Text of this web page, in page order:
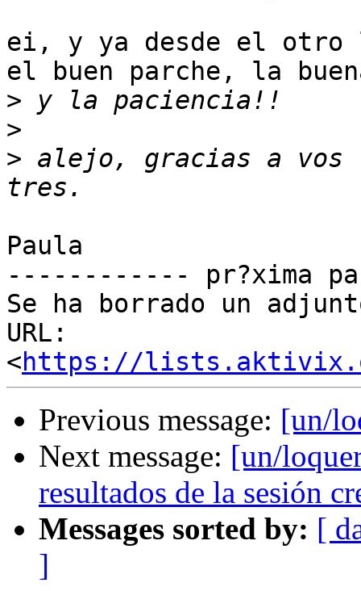
ei, y ya desde el otro
el buen parche, la
>
>
> alejo, gracias a vos
Paula
------------ pr?xima
Se ha borrado un
URL:
<https://
Previous message: [un/
Next message: [un/
resultados de la sesión
Messages sorted by: [
]